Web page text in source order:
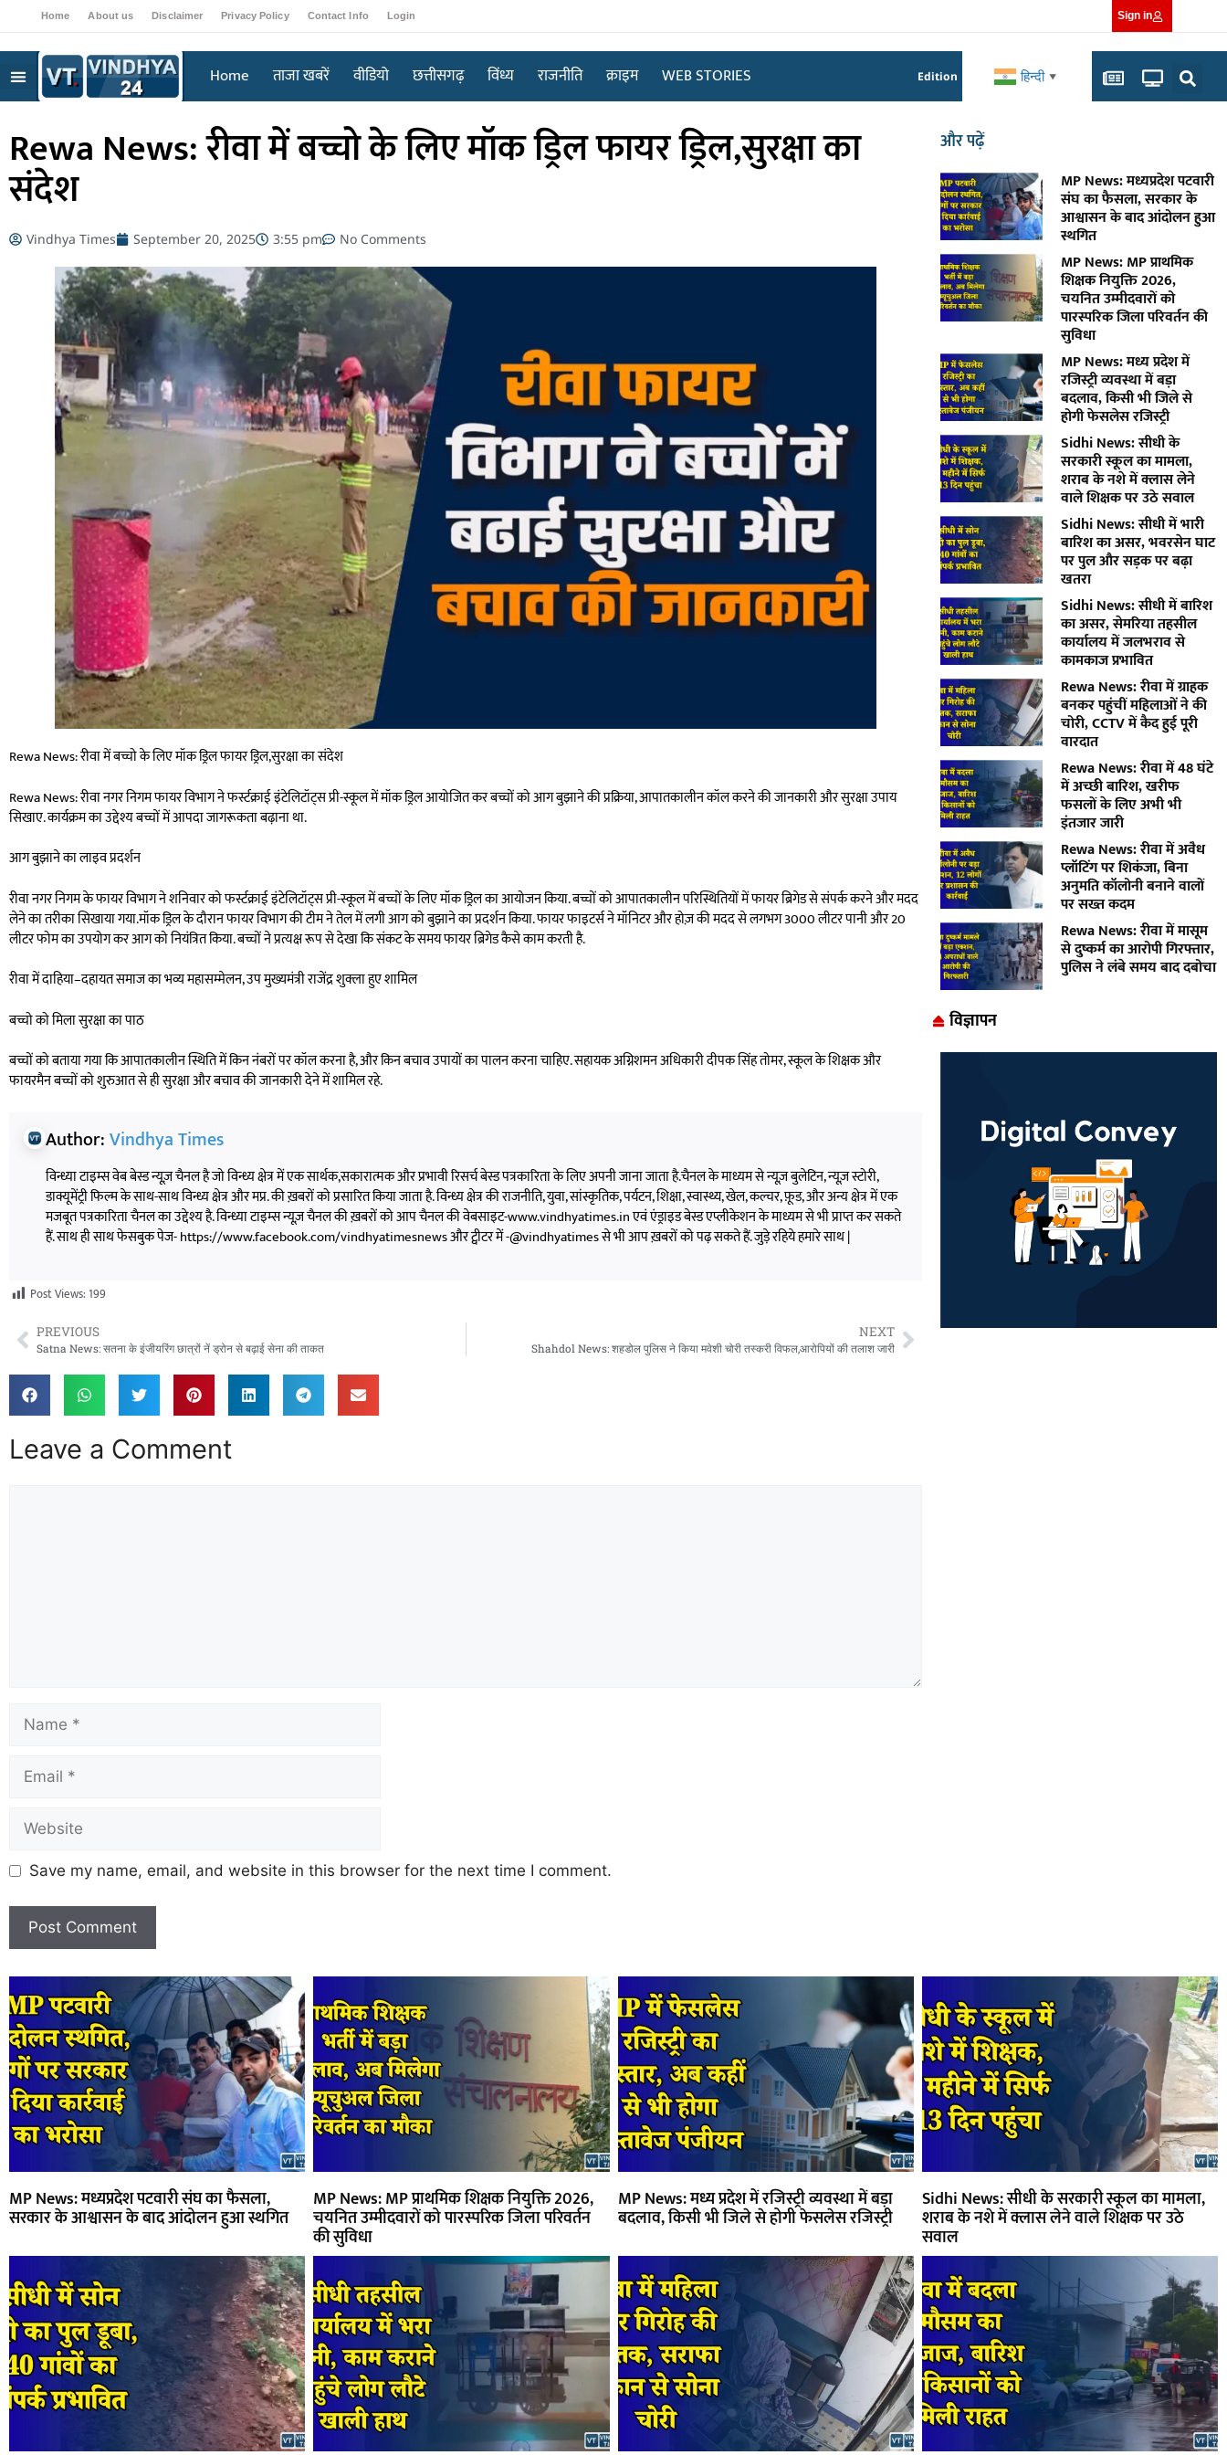
Home About us Disclaimer Privacy Policy Contact Info Login Sign in
Home ताजा खबरें वीडियो छत्तीसगढ़ विंध्य राजनीति क्राइम WEB STORIES Edition हिन्दी ▼
Rewa News: रीवा में बच्चो के लिए मॉक ड्रिल फायर ड्रिल,सुरक्षा का
संदेश
Vindhya Times September 20, 2025 3:55 pm No Comments
Rewa News: रीवा में बच्चो के लिए मॉक ड्रिल फायर ड्रिल,सुरक्षा का संदेश
Rewa News: रीवा नगर निगम फायर विभाग ने फर्स्टक्राई इंटेलिटॉट्स प्री-स्कूल में मॉक ड्रिल आयोजित कर बच्चों को आग बुझाने की प्रक्रिया, आपातकालीन कॉल करने की जानकारी और सुरक्षा उपाय
सिखाए. कार्यक्रम का उद्देश्य बच्चों में आपदा जागरूकता बढ़ाना था.
आग बुझाने का लाइव प्रदर्शन
रीवा नगर निगम के फायर विभाग ने शनिवार को फर्स्टक्राई इंटेलिटॉट्स प्री-स्कूल में बच्चों के लिए मॉक ड्रिल का आयोजन किया. बच्चों को आपातकालीन परिस्थितियों में फायर ब्रिगेड से संपर्क करने और मदद
लेने का तरीका सिखाया गया.मॉक ड्रिल के दौरान फायर विभाग की टीम ने तेल में लगी आग को बुझाने का प्रदर्शन किया. फायर फाइटर्स ने मॉनिटर और होज़ की मदद से लगभग 3000 लीटर पानी और 20
लीटर फोम का उपयोग कर आग को नियंत्रित किया. बच्चों ने प्रत्यक्ष रूप से देखा कि संकट के समय फायर ब्रिगेड कैसे काम करती है.
रीवा में दाहिया–दहायत समाज का भव्य महासम्मेलन, उप मुख्यमंत्री राजेंद्र शुक्ला हुए शामिल
बच्चो को मिला सुरक्षा का पाठ
बच्चों को बताया गया कि आपातकालीन स्थिति में किन नंबरों पर कॉल करना है, और किन बचाव उपायों का पालन करना चाहिए. सहायक अग्निशमन अधिकारी दीपक सिंह तोमर, स्कूल के शिक्षक और
फायरमैन बच्चों को शुरुआत से ही सुरक्षा और बचाव की जानकारी देने में शामिल रहे.
Author:Vindhya Times
विन्ध्या टाइम्स वेब बेस्ड न्यूज़ चैनल है जो विन्ध्य क्षेत्र में एक सार्थक,सकारात्मक और प्रभावी रिसर्च बेस्ड पत्रकारिता के लिए अपनी जाना जाता है.चैनल के माध्यम से न्यूज़ बुलेटिन, न्यूज़ स्टोरी,
डाक्यूमेंट्री फिल्म के साथ-साथ विन्ध्य क्षेत्र और मप्र. की ख़बरों को प्रसारित किया जाता है. विन्ध्य क्षेत्र की राजनीति, युवा, सांस्कृतिक, पर्यटन, शिक्षा, स्वास्थ्य, खेल, कल्चर, फ़ूड, और अन्य क्षेत्र में एक
मजबूत पत्रकारिता चैनल का उद्देश्य है. विन्ध्या टाइम्स न्यूज़ चैनल की ख़बरों को आप चैनल की वेबसाइट-www.vindhyatimes.in एवं एंड्राइड बेस्ड एप्लीकेशन के माध्यम से भी प्राप्त कर सकते
हैं. साथ ही साथ फेसबुक पेज- https://www.facebook.com/vindhyatimesnews और ट्वीटर में -@vindhyatimes से भी आप ख़बरों को पढ़ सकते हैं. जुड़े रहिये हमारे साथ |
Post Views:199
PREVIOUS
Satna News: सतना के इंजीयरिंग छात्रों नें ड्रोन से बढ़ाई सेना की ताकत
NEXT
Shahdol News: शहडोल पुलिस ने किया मवेशी चोरी तस्करी विफल,आरोपियों की तलाश जारी
Leave a Comment
Save my name, email, and website in this browser for the next time I comment.
और पढ़ें
MP News: मध्यप्रदेश पटवारी
संघ का फैसला, सरकार के
आश्वासन के बाद आंदोलन हुआ
स्थगित
MP News: MP प्राथमिक
शिक्षक नियुक्ति 2026,
चयनित उम्मीदवारों को
पारस्परिक जिला परिवर्तन की
सुविधा
MP News: मध्य प्रदेश में
रजिस्ट्री व्यवस्था में बड़ा
बदलाव, किसी भी जिले से
होगी फेसलेस रजिस्ट्री
Sidhi News: सीधी के
सरकारी स्कूल का मामला,
शराब के नशे में क्लास लेने
वाले शिक्षक पर उठे सवाल
Sidhi News: सीधी में भारी
बारिश का असर, भवरसेन घाट
पर पुल और सड़क पर बढ़ा
खतरा
Sidhi News: सीधी में बारिश
का असर, सेमरिया तहसील
कार्यालय में जलभराव से
कामकाज प्रभावित
Rewa News: रीवा में ग्राहक
बनकर पहुंचीं महिलाओं ने की
चोरी, CCTV में कैद हुई पूरी
वारदात
Rewa News: रीवा में 48 घंटे
में अच्छी बारिश, खरीफ
फसलों के लिए अभी भी
इंतजार जारी
Rewa News: रीवा में अवैध
प्लॉटिंग पर शिकंजा, बिना
अनुमति कॉलोनी बनाने वालों
पर सख्त कदम
Rewa News: रीवा में मासूम
से दुष्कर्म का आरोपी गिरफ्तार,
पुलिस ने लंबे समय बाद दबोचा
विज्ञापन
MP News: मध्यप्रदेश पटवारी संघ का फैसला,
सरकार के आश्वासन के बाद आंदोलन हुआ स्थगित
MP News: MP प्राथमिक शिक्षक नियुक्ति 2026,
चयनित उम्मीदवारों को पारस्परिक जिला परिवर्तन
की सुविधा
MP News: मध्य प्रदेश में रजिस्ट्री व्यवस्था में बड़ा
बदलाव, किसी भी जिले से होगी फेसलेस रजिस्ट्री
Sidhi News: सीधी के सरकारी स्कूल का मामला,
शराब के नशे में क्लास लेने वाले शिक्षक पर उठे
सवाल